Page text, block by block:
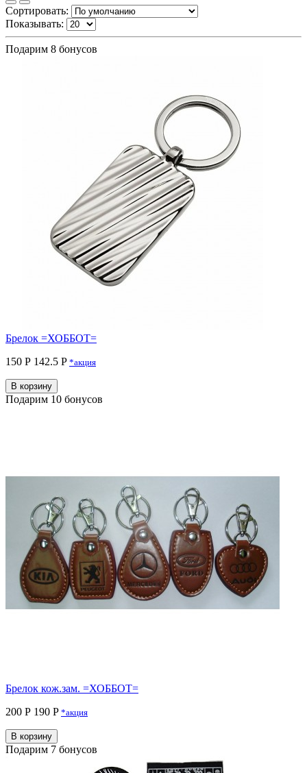
Сортировать:
Показывать:
Подарим 8 бонусов
Брелок =ХОББОТ=
150 Р 142.5 P *акция
В корзину
Подарим 10 бонусов
Брелок кож.зам. =ХОББОТ=
200 Р 190 P *акция
В корзину
Подарим 7 бонусов